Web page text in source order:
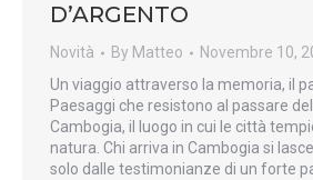
D’ARGENTO
Novità By Matteo
Novembre 10,
Un viaggio attraverso la memoria, il
Paesaggi che resistono al passare
Cambogia, il luogo in cui le città
natura. Chi arriva in Cambogia si
solo dalle testimonianze di un forte